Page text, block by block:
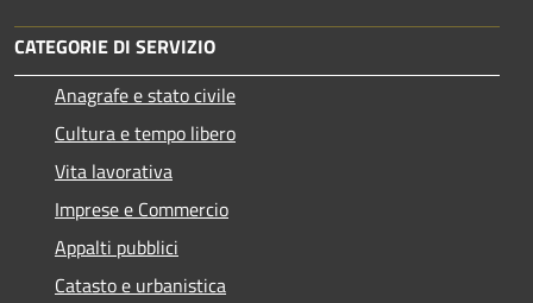
CATEGORIE DI SERVIZIO
Anagrafe e stato civile
Cultura e tempo libero
Vita lavorativa
Imprese e Commercio
Appalti pubblici
Catasto e urbanistica